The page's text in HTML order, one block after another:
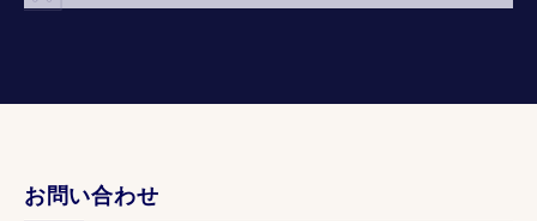
お問い合わせ